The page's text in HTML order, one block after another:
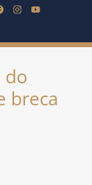
do
breca